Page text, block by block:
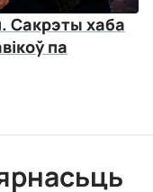
Сакрэты хаба
па